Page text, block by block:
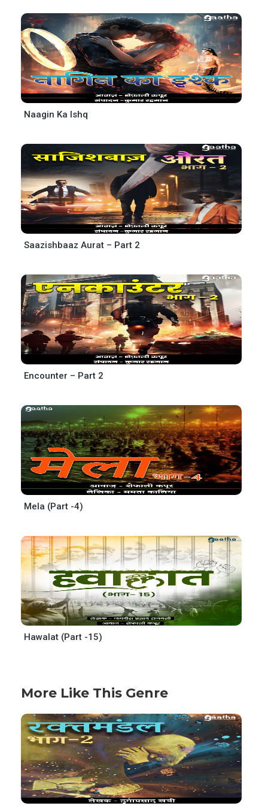
Naagin Ka Ishq
Saazishbaaz Aurat – Part 2
Encounter – Part 2
Mela (Part -4)
Hawalat (Part -15)
More Like This Genre